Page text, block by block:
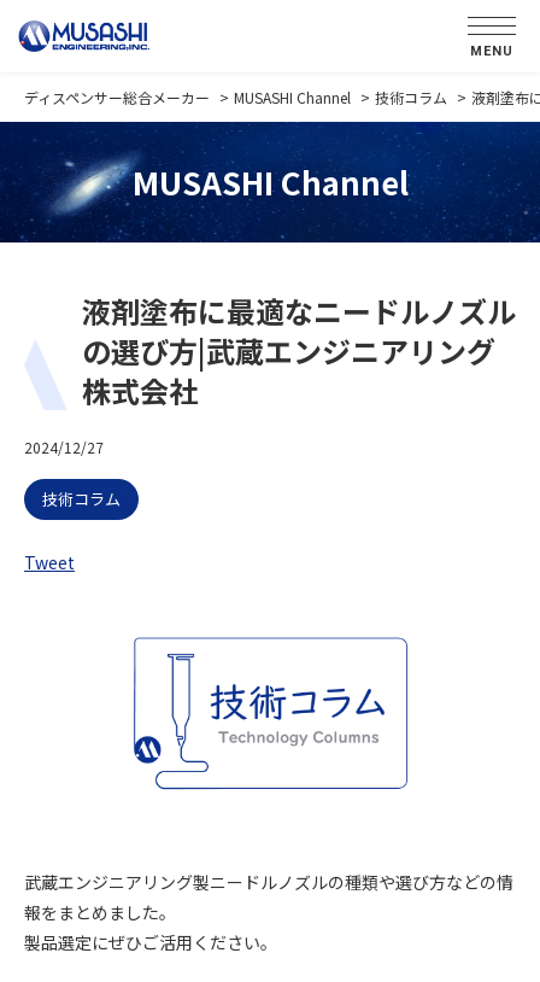
MENU
ディスペンサー総合メーカー MUSASHI Channel 技術コラム 液剤塗布
MUSASHI Channel
液剤塗布に最適なニードルノズル
の選び方|武蔵エンジニアリング
株式会社
2024/12/27
技術コラム
Tweet
武蔵エンジニアリング製ニードルノズルの種類や選び方などの情
報をまとめました。
製品選定にぜひご活用ください。